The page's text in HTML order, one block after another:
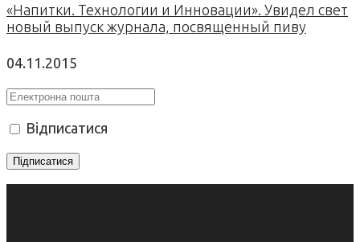
«Напитки. Технологии и Инновации». Увидел свет
новый выпуск журнала, посвященный пиву
04.11.2015
Відписатися